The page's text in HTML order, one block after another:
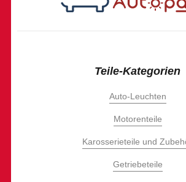
Teile-Kategorien
Auto-Leuchten
Motorenteile
Karosserieteile und
Getriebeteile